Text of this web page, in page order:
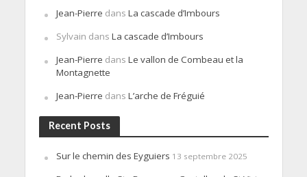
Jean-Pierre dans La cascade d’Imbours
Sylvain dans La cascade d’Imbours
Jean-Pierre dans Le vallon de Combeau et la
Montagnette
Jean-Pierre dans L’arche de Fréguié
Recent Posts
Sur le chemin des Eyguiers 13 septembre 2025